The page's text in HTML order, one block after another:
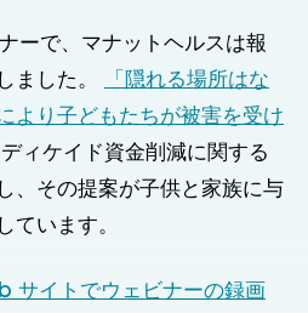
ーで、マナットヘルスは報
ました。
「隠れる場所はな
より子どもたちが被害を受け
ィケイド資金削減に関する
、その提案が子供と家族に与
ています。
サイトでウェビナーの録画